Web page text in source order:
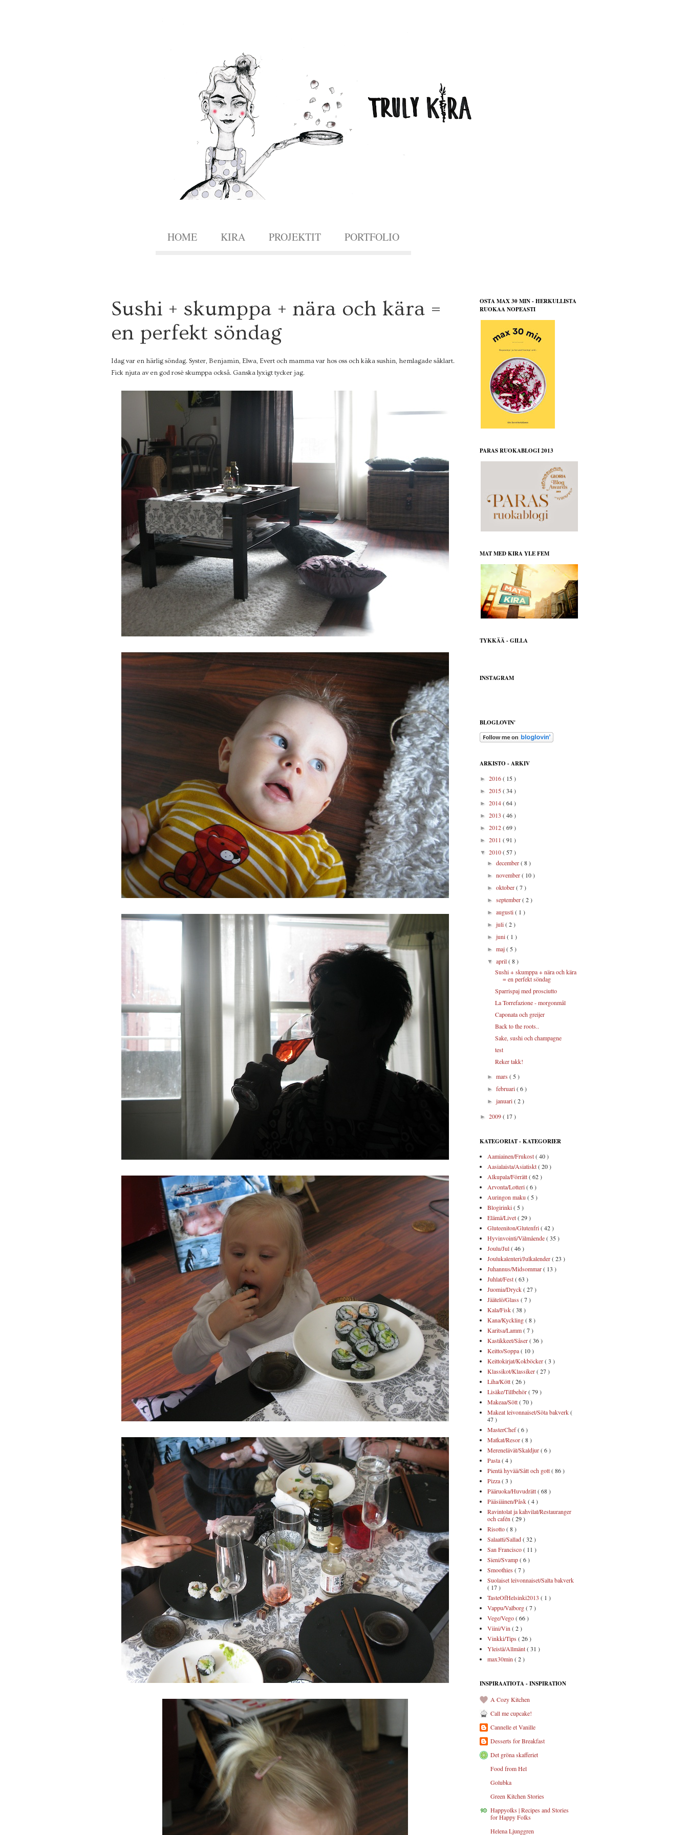
HOME KIRA PROJEKTIT PORTFOLIO
Sushi + skumppa + nära och kära =
en perfekt söndag
Idag var en härlig söndag. Syster, Benjamin, Elwa, Evert och mamma var hos oss och käka sushin, hemlagade såklart.
Fick njuta av en god rosé skumppa också. Ganska lyxigt tycker jag.
OSTA MAX 30 MIN - HERKULLISTA
RUOKAA NOPEASTI
PARAS RUOKABLOGI 2013
MAT MED KIRA YLE FEM
TYKKÄÄ - GILLA
INSTAGRAM
BLOGLOVIN'
ARKISTO - ARKIV
► 2016( 15 )
► 2015( 34 )
► 2014( 64 )
► 2013 ( 46 )
► 2012( 69 )
► 2011 ( 91 )
▼ 2010( 57 )
►december( 8 )
►november( 10 )
►oktober( 7 )
►september( 2 )
►augusti( 1 )
►juli( 2 )
►juni( 1 )
►maj( 5 )
▼april( 8 )
Sushi + skumppa + nära och kära
= en perfekt söndag
Sparrispaj med prosciutto
La Torrefazione - morgonmål
Caponata och greijer
Back to the roots..
Sake, sushi och champagne
test
Reker takk!
►mars( 5 )
►februari( 6 )
►januari( 2 )
► 2009( 17 )
KATEGORIAT - KATEGORIER
Aamiainen/Frukost( 40 )
Aasialaista/Asiatiskt( 20 )
Alkupala/Förrätt( 62 )
Arvonta/Lotteri( 6 )
Auringon maku ( 5 )
Blogirinki( 5 )
Elämä/Livet( 29 )
Gluteeniton/Glutenfri( 42 )
Hyvinvointi/Välmående( 35 )
Joulu/Jul( 46 )
Joulukalenteri/Julkalender( 23 )
Juhannus/Midsommar( 13 )
Juhlat/Fest( 63 )
Juomia/Dryck( 27 )
Jäätelö/Glass ( 7 )
Kala/Fisk( 38 )
Kana/Kyckling( 8 )
Karitsa/Lamm( 7 )
Kastikkeet/Såser( 36 )
Keitto/Soppa( 10 )
Keittokirjat/Kokböcker( 3 )
Klassikot/Klassiker( 27 )
Liha/Kött( 26 )
Lisäke/Tillbehör( 79 )
Makeaa/Sött( 70 )
Makeat leivonnaiset/Söta bakverk(
47 )
MasterChef( 6 )
Matkat/Resor( 8 )
Merenelävät/Skaldjur( 6 )
Pasta( 4 )
Pientä hyvää/Sått och gott( 86 )
Pizza( 3 )
Pääruoka/Huvudrätt( 68 )
Pääsiäinen/Påsk( 4 )
Ravintolat ja kahvilat/Restauranger
och cafén ( 29 )
Risotto( 8 )
Salaatti/Sallad( 32 )
San Francisco( 11 )
Sieni/Svamp( 6 )
Smoothies ( 7 )
Suolaiset leivonnaiset/Salta bakverk
( 17 )
TasteOfHelsinki2013 ( 1 )
Vappu/Valborg( 7 )
Vege/Vego( 66 )
Viini/Vin ( 2 )
Vinkki/Tips ( 26 )
Yleistä/Allmänt( 31 )
max30min ( 2 )
INSPIRAATIOTA - INSPIRATION
A Cozy Kitchen
Call me cupcake!
Cannelle et Vanille
Desserts for Breakfast
Det gröna skafferiet
Food from Hel
Golubka
Green Kitchen Stories
Happyolks | Recipes and Stories
for Happy Folks
Helena Ljunggren